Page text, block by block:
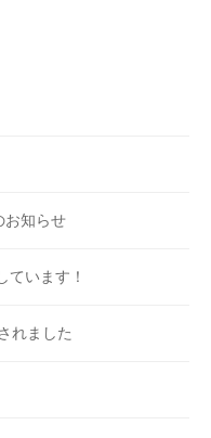
知らせ
ています！
れました